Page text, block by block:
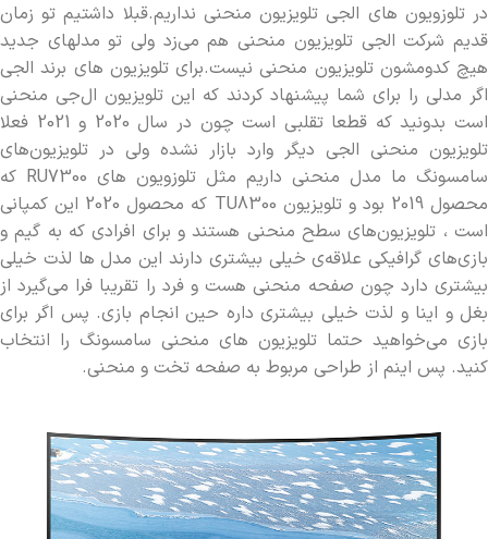
در تلوزویون های الجی تلویزیون منحنی نداریم.قبلا داشتیم تو زمان
قدیم شرکت الجی تلویزیون منحنی هم می‌زد ولی تو مدلهای جدید
هیچ کدومشون تلویزیون منحنی نیست.برای تلویزیون های برند الجی
اگر مدلی را برای شما پیشنهاد کردند که این تلویزیون ال‌جی منحنی
است بدونید که قطعا تقلبی است چون در سال 2020 و 2021 فعلا
تلویزیون منحنی الجی دیگر وارد بازار نشده ولی در تلویزیون‌های
سامسونگ ما مدل منحنی داریم مثل تلوزویون های RU7300 که
محصول 2019 بود و تلویزیون TU8300 که محصول 2020 این کمپانی
است ، تلویزیون‌های سطح منحنی هستند و برای افرادی که به گیم و
بازی‌های گرافیکی علاقه‌ی خیلی بیشتری دارند این مدل ها لذت خیلی
بیشتری دارد چون صفحه منحنی هست و فرد را تقریبا فرا می‌گیرد از
بغل و اینا و لذت خیلی بیشتری داره حین انجام بازی. پس اگر برای
بازی می‌خواهید حتما تلویزیون های منحنی سامسونگ را انتخاب
کنید. پس اینم از طراحی مربوط به صفحه تخت و منحنی.